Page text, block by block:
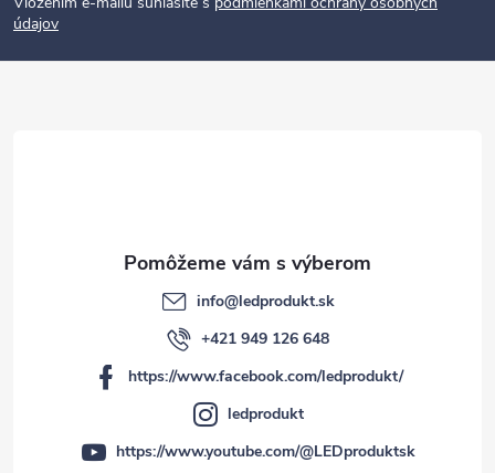
t
údajov
info@ledprodukt.sk
+421 949 126 648
https://www.facebook.com/ledprodukt/
ledprodukt
https://www.youtube.com/@LEDproduktsk